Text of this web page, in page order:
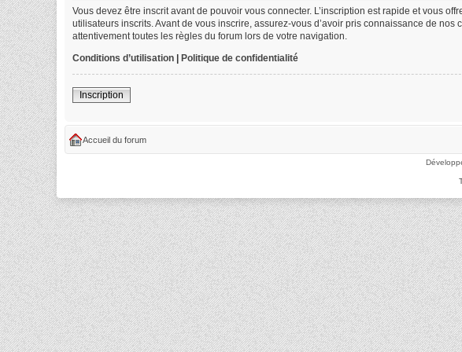
Vous devez être inscrit avant de pouvoir vous connecter. L’inscription est rapide et vous
utilisateurs inscrits. Avant de vous inscrire, assurez-vous d’avoir pris connaissance de
attentivement toutes les règles du forum lors de votre navigation.
Conditions d’utilisation | Politique de confidentialité
Inscription
Accueil du forum